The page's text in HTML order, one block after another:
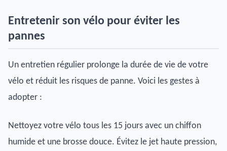
Entretenir son vélo pour éviter les
pannes
Un entretien régulier prolonge la durée de vie de votre
vélo et réduit les risques de panne. Voici les gestes à
adopter :
Nettoyez votre vélo tous les 15 jours avec un chiffon
humide et une brosse douce. Évitez le jet haute pression,